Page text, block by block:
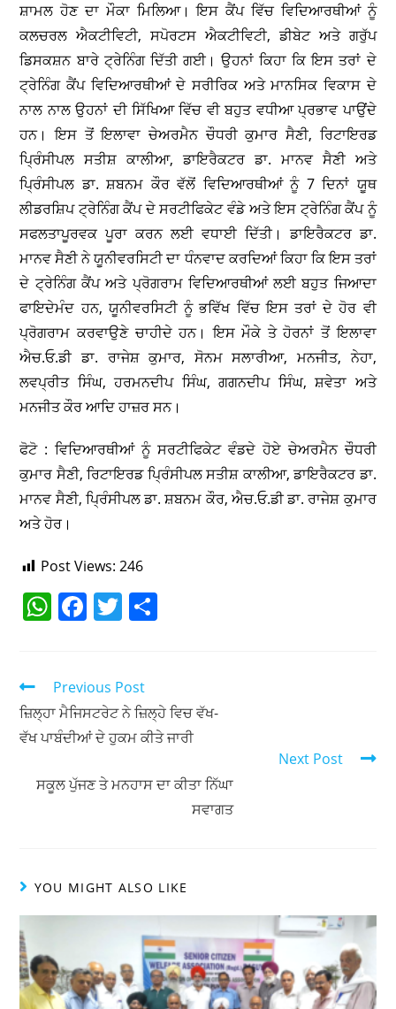
ਸ਼ਾਮਲ ਹੋਣ ਦਾ ਮੌਕਾ ਮਿਲਿਆ। ਇਸ ਕੈਂਪ ਵਿੱਚ ਵਿਦਿਆਰਥੀਆਂ ਨੂੰ
ਕਲਚਰਲ ਐਕਟੀਵਿਟੀ, ਸਪੋਰਟਸ ਐਕਟੀਵਿਟੀ, ਡੀਬੇਟ ਅਤੇ ਗਰੁੱਪ
ਡਿਸਕਸ਼ਨ ਬਾਰੇ ਟ੍ਰੇਨਿੰਗ ਦਿੱਤੀ ਗਈ। ਉਹਨਾਂ ਕਿਹਾ ਕਿ ਇਸ ਤਰਾਂ ਦੇ
ਟ੍ਰੇਨਿੰਗ ਕੈਂਪ ਵਿਦਿਆਰਥੀਆਂ ਦੇ ਸਰੀਰਿਕ ਅਤੇ ਮਾਨਸਿਕ ਵਿਕਾਸ ਦੇ
ਨਾਲ ਨਾਲ ਉਹਨਾਂ ਦੀ ਸਿੱਖਿਆ ਵਿੱਚ ਵੀ ਬਹੁਤ ਵਧੀਆ ਪ੍ਰਭਾਵ ਪਾਉਂਦੇ
ਹਨ। ਇਸ ਤੋਂ ਇਲਾਵਾ ਚੇਅਰਮੈਨ ਚੌਧਰੀ ਕੁਮਾਰ ਸੈਣੀ, ਰਿਟਾਇਰਡ
ਪ੍ਰਿੰਸੀਪਲ ਸਤੀਸ਼ ਕਾਲੀਆ, ਡਾਇਰੈਕਟਰ ਡਾ. ਮਾਨਵ ਸੈਣੀ ਅਤੇ
ਪ੍ਰਿੰਸੀਪਲ ਡਾ. ਸ਼ਬਨਮ ਕੌਰ ਵੱਲੋਂ ਵਿਦਿਆਰਥੀਆਂ ਨੂੰ 7 ਦਿਨਾਂ ਯੂਥ
ਲੀਡਰਸ਼ਿਪ ਟ੍ਰੇਨਿੰਗ ਕੈਂਪ ਦੇ ਸਰਟੀਫਿਕੇਟ ਵੰਡੇ ਅਤੇ ਇਸ ਟ੍ਰੇਨਿੰਗ ਕੈਂਪ ਨੂੰ
ਸਫਲਤਾਪੂਰਵਕ ਪੂਰਾ ਕਰਨ ਲਈ ਵਧਾਈ ਦਿੱਤੀ। ਡਾਇਰੈਕਟਰ ਡਾ.
ਮਾਨਵ ਸੈਣੀ ਨੇ ਯੂਨੀਵਰਸਿਟੀ ਦਾ ਧੰਨਵਾਦ ਕਰਦਿਆਂ ਕਿਹਾ ਕਿ ਇਸ ਤਰਾਂ
ਦੇ ਟ੍ਰੇਨਿੰਗ ਕੈਂਪ ਅਤੇ ਪ੍ਰੋਗਰਾਮ ਵਿਦਿਆਰਥੀਆਂ ਲਈ ਬਹੁਤ ਜਿਆਦਾ
ਫਾਇਦੇਮੰਦ ਹਨ, ਯੂਨੀਵਰਸਿਟੀ ਨੂੰ ਭਵਿੱਖ ਵਿੱਚ ਇਸ ਤਰਾਂ ਦੇ ਹੋਰ ਵੀ
ਪ੍ਰੋਗਰਾਮ ਕਰਵਾਉਣੇ ਚਾਹੀਦੇ ਹਨ। ਇਸ ਮੌਕੇ ਤੇ ਹੋਰਨਾਂ ਤੋਂ ਇਲਾਵਾ
ਐਚ.ਓ.ਡੀ ਡਾ. ਰਾਜੇਸ਼ ਕੁਮਾਰ, ਸੋਨਮ ਸਲਾਰੀਆ, ਮਨਜੀਤ, ਨੇਹਾ,
ਲਵਪ੍ਰੀਤ ਸਿੰਘ, ਹਰਮਨਦੀਪ ਸਿੰਘ, ਗਗਨਦੀਪ ਸਿੰਘ, ਸ਼ਵੇਤਾ ਅਤੇ
ਮਨਜੀਤ ਕੌਰ ਆਦਿ ਹਾਜ਼ਰ ਸਨ।
ਫੋਟੋ : ਵਿਦਿਆਰਥੀਆਂ ਨੂੰ ਸਰਟੀਫਿਕੇਟ ਵੰਡਦੇ ਹੋਏ ਚੇਅਰਮੈਨ ਚੌਧਰੀ
ਕੁਮਾਰ ਸੈਣੀ, ਰਿਟਾਇਰਡ ਪ੍ਰਿੰਸੀਪਲ ਸਤੀਸ਼ ਕਾਲੀਆ, ਡਾਇਰੈਕਟਰ ਡਾ.
ਮਾਨਵ ਸੈਣੀ, ਪ੍ਰਿੰਸੀਪਲ ਡਾ. ਸ਼ਬਨਮ ਕੌਰ, ਐਚ.ਓ.ਡੀ ਡਾ. ਰਾਜੇਸ਼ ਕੁਮਾਰ
ਅਤੇ ਹੋਰ।
Post Views: 246
W
s
A
p
p
F
e
b
o
o
T
er
Previous Post
ਜ਼ਿਲ੍ਹਾ ਮੈਜਿਸਟਰੇਟ ਨੇ ਜ਼ਿਲ੍ਹੇ ਵਿਚ ਵੱਖ-
ਵੱਖ ਪਾਬੰਦੀਆਂ ਦੇ ਹੁਕਮ ਕੀਤੇ ਜਾਰੀ
Next Post
ਸਕੂਲ ਪੁੱਜਣ ਤੇ ਮਨਹਾਸ ਦਾ ਕੀਤਾ ਨਿੱਘਾ
ਸਵਾਗਤ
YOU MIGHT ALSO LIKE